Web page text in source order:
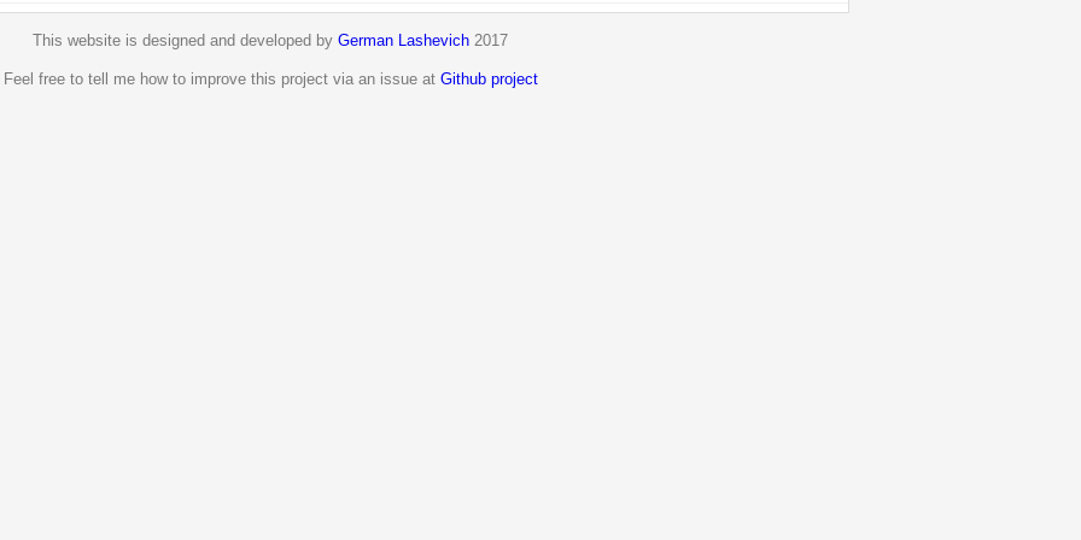
This website is designed and developed by German Lashevich 2017
Feel free to tell me how to improve this project via an issue at Github project